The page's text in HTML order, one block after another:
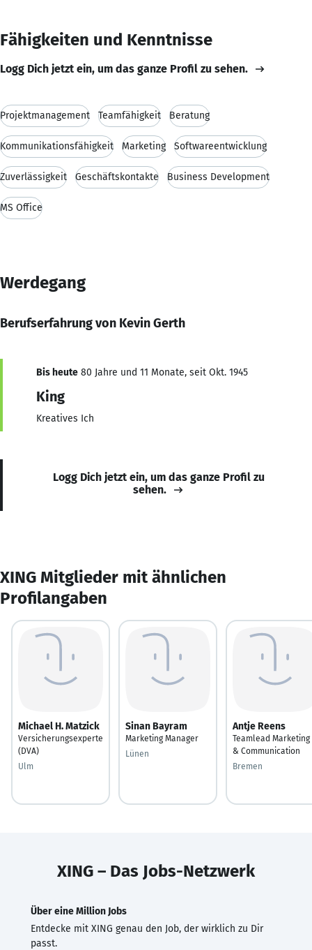
Fähigkeiten und Kenntnisse
Logg Dich jetzt ein, um das ganze Profil zu sehen.
Projektmanagement Teamfähigkeit Beratung
Kommunikationsfähigkeit Marketing Softwareentwicklung
Zuverlässigkeit Geschäftskontakte Business Development
MS Office
Werdegang
Berufserfahrung von Kevin Gerth
Bis heute 80 Jahre und 11 Monate, seit Okt. 1945
King
Kreatives Ich
Logg Dich jetzt ein, um das ganze Profil zu
sehen.
XING Mitglieder mit ähnlichen
Profilangaben
Michael H. Matzick
Versicherungsexperte
(DVA)
Ulm
Sinan Bayram
Marketing Manager
Lünen
Antje Reens
Teamlead Marketing
& Communication
Bremen
XING – Das Jobs-Netzwerk
Über eine Million Jobs
Entdecke mit XING genau den Job, der wirklich zu Dir
passt.